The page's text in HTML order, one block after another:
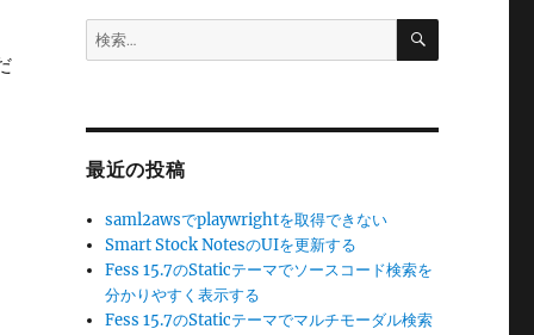
検
索:
検
最近の投稿
saml2awsでplaywrightを取得できない
Smart Stock NotesのUIを更新する
Fess 15.7のStaticテーマでソースコード検索を
分かりやすく表示する
Fess 15.7のStaticテーマでマルチモーダル検索